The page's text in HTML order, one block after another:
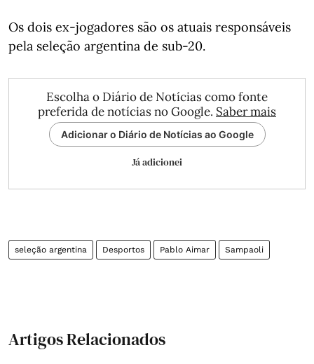
Os dois ex-jogadores são os atuais responsáveis
pela seleção argentina de sub-20.
Escolha o Diário de Notícias como fonte
preferida de notícias no Google. Saber mais
Adicionar o Diário de Notícias ao Google
Já adicionei
seleção argentina Desportos Pablo Aimar Sampaoli
Artigos Relacionados